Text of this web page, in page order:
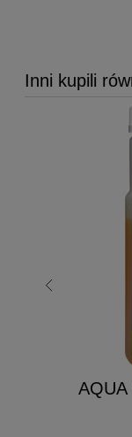
Inni kupili